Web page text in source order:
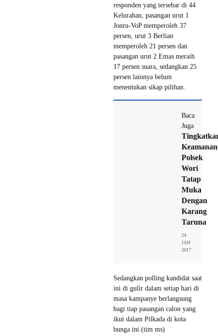
responden yang tersebar di 44
Kelurahan, pasangan urut 1
Jonru-VoP memperoleh 37
persen, urut 3 Berlian
memperoleh 21 persen dan
pasangan urut 2 Emas meraih
17 persen suara, sedangkan 25
persen lainnya belum
menentukan sikap pilihan.
Baca
Juga
Polsek
Wori
Tatap
Muka
Dengan
Karang
Taruna
24
JAN
2017
Sedangkan polling kandidat saat
ini di gulir dalam setiap hari di
masa kampanye berlangsung
bagi tiap pasangan calon yang
ikut dalam Pilkada di kota
bunga ini.(tim ms)